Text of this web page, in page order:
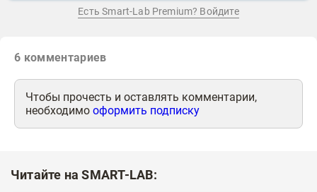
Есть Smart-Lab Premium? Войдите
6 комментариев
Чтобы прочесть и оставлять комментарии,
необходимо оформить подписку
Читайте на SMART-LAB: